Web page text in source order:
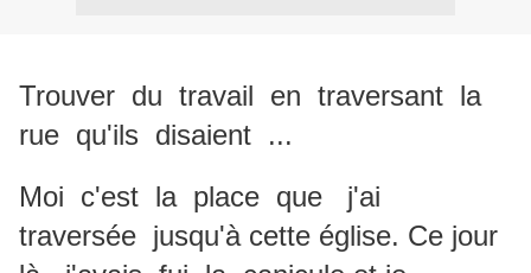
Trouver du travail en traversant la
rue qu'ils disaient ...
Moi c'est la place que j'ai
traversée jusqu'à cette église. Ce jour